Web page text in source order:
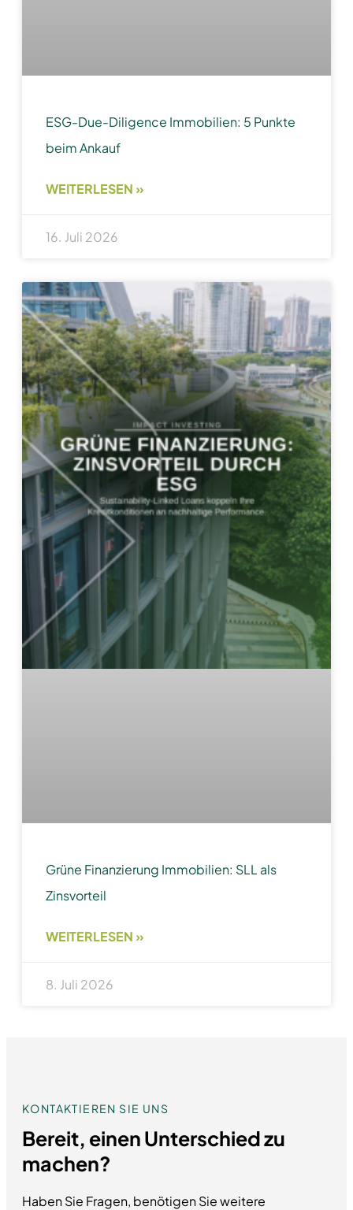
ESG-Due-Diligence Immobilien: 5 Punkte
beim Ankauf
WEITERLESEN »
16. Juli 2026
Grüne Finanzierung Immobilien: SLL als
Zinsvorteil
WEITERLESEN »
8. Juli 2026
KONTAKTIEREN SIE UNS
Bereit, einen Unterschied zu
machen?
Haben Sie Fragen, benötigen Sie weitere